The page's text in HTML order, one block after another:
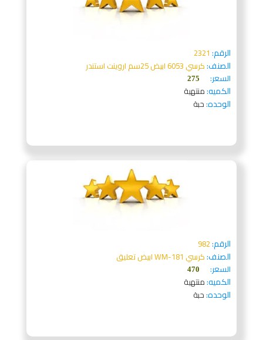
الرقم: 2321
الصنف:كرسي 6053 ابيض 25سم اروينت استندر
السعر:
275
الكميه:منتهية
الوحده:حبة
الرقم:982
الصنف:كرسي WM-181 ابيض تعليق
السعر:
470
الكميه:منتهية
الوحده:حبة